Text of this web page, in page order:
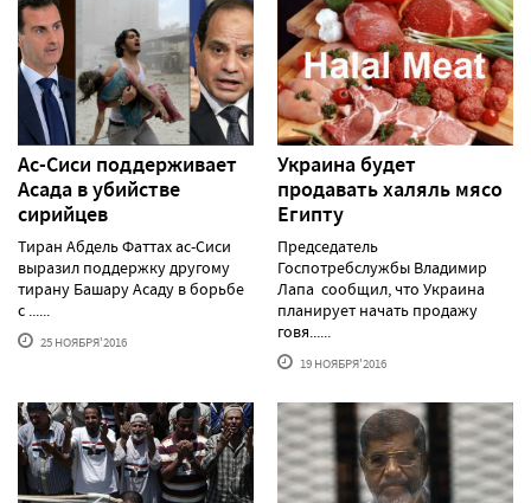
Ас-Сиси поддерживает
Асада в убийстве
сирийцев
Тиран Абдель Фаттах ас-Сиси
выразил поддержку другому
тирану Башару Асаду в борьбе
с ......
25 НОЯБРЯ'2016
Украина будет
продавать халяль мясо
Египту
Председатель
Госпотребслужбы Владимир
Лапа сообщил, что Украина
планирует начать продажу
говя......
19 НОЯБРЯ'2016